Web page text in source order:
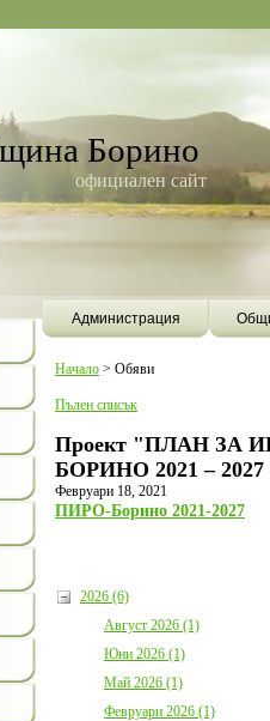
Борино
официален сайт
Администрация
Начало > Обяви
Пълен списък
Проект "ПЛАН ЗА
БОРИНО 2021 –
Февруари 18, 2021
ПИРО-Борино 2021-2027
2026 (6)
Август 2026 (1)
Юни 2026 (1)
Май 2026 (1)
Февруари 2026 (1)